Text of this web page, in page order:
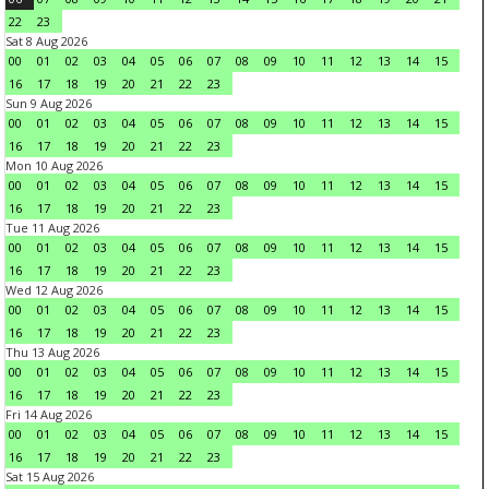
22
23
Sat 8 Aug 2026
00
01 02 03 04 05 06 07 08 09 10 11 12 13 14
15
16
17 18 19 20 21 22
23
Sun 9 Aug 2026
00
01 02 03 04 05 06 07 08 09 10 11 12 13 14
15
16
17 18 19 20 21 22
23
Mon 10 Aug 2026
00
01 02 03 04 05 06 07 08 09 10 11 12 13 14
15
16
17 18 19 20 21 22
23
Tue 11 Aug 2026
00
01 02 03 04 05 06 07 08 09 10 11 12 13 14
15
16
17 18 19 20 21 22
23
Wed 12 Aug 2026
00
01 02 03 04 05 06 07 08 09 10 11 12 13 14
15
16
17 18 19 20 21 22
23
Thu 13 Aug 2026
00
01 02 03 04 05 06 07 08 09 10 11 12 13 14
15
16
17 18 19 20 21 22
23
Fri 14 Aug 2026
00
01 02 03 04 05 06 07 08 09 10 11 12 13 14
15
16
17 18 19 20 21 22
23
Sat 15 Aug 2026